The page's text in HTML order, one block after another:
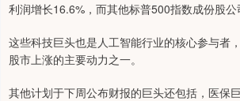
利润增长16.6%，而其他标普500指数成份股公
这些科技巨头也是人工智能行业的核心参与者
股市上涨的主要动力之一。
其他计划于下周公布财报的巨头还包括，医保